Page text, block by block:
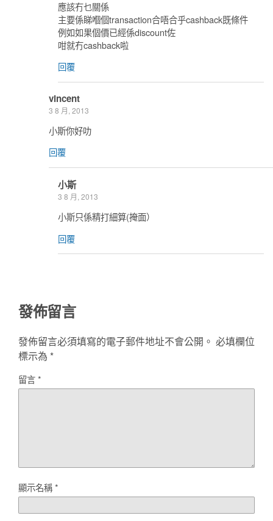
應該冇乜關係
主要係睇嗰個transaction合唔合乎cashback既條件
例如如果個價已經係discount佐
咁就冇cashback啦
回覆
vincent
3 8 月, 2013
小斯你好叻
回覆
小斯
3 8 月, 2013
小斯只係精打細算(掩面）
回覆
發佈留言
發佈留言必須填寫的電子郵件地址不會公開。 必填欄位
標示為 *
留言*
顯示名稱*